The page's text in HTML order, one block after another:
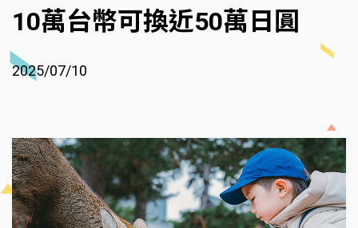
10萬台幣可換近50萬日圓
2025/07/10